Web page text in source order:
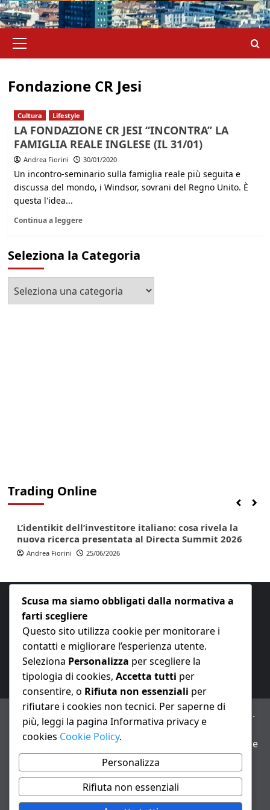
principale
Fondazione CR Jesi
Cultura Lifestyle
LA FONDAZIONE CR JESI “INCONTRA” LA
FAMIGLIA REALE INGLESE (IL 31/01)
Andrea Fiorini 30/01/2020
Un incontro-seminario sulla famiglia reale più seguita e
discussa del mondo, i Windsor, sovrani del Regno Unito. È
questa l'idea...
Continua a leggere
Seleziona la Categoria
la
Trading Online
L’identikit dell’investitore italiano: cosa rivela la
nuova ricerca presentata al Directa Summit 2026
Andrea Fiorini 25/06/2026
E-mail:redazione@nuovaeconomia.it
ANNO XXIII – Testata giornalistica reg. Trib. Milano n.
487 del 20/9/2002 – Dir. resp. Andrea Fiorini
Avviso IA: alcuni articoli di questo sito possono essere
realizzati con il supporto di sistemi di intelligenza
artificiale con supervisione e verifica di un redattore
Informativa privacy e cookie
Scusa ma siamo obbligati dalla normativa a
farti scegliere
Questo sito utilizza cookie per monitorare i
contatti e migliorare l’esperienza utente.
Seleziona Personalizza per scegliere la
tipologia di cookies, Accetta tutti per
consentire, o Rifiuta non essenziali per
rifiutare i cookies non tecnici. Per saperne di
più, leggi la pagina Informativa privacy e
cookies Cookie Policy.
Personalizza
Rifiuta non essenziali